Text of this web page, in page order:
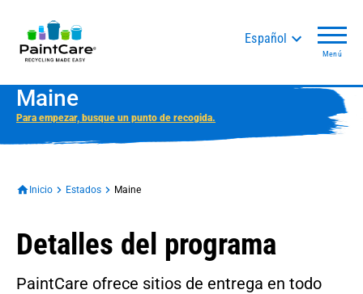
Español
Menú
Maine
Para empezar, busque un punto de recogida.
Inicio Estados Maine
Detalles del programa
PaintCare ofrece sitios de entrega en todo